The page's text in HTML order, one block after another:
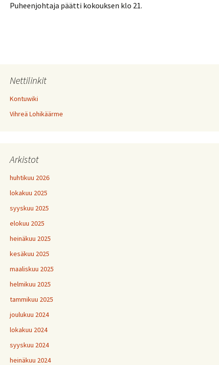
Puheenjohtaja päätti kokouksen klo 21.
Nettilinkit
Kontuwiki
Vihreä Lohikäärme
Arkistot
huhtikuu 2026
lokakuu 2025
syyskuu 2025
elokuu 2025
heinäkuu 2025
kesäkuu 2025
maaliskuu 2025
helmikuu 2025
tammikuu 2025
joulukuu 2024
lokakuu 2024
syyskuu 2024
heinäkuu 2024